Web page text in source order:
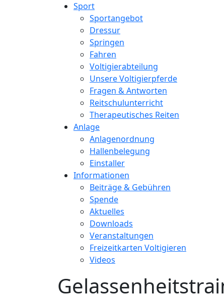
Sport
Sportangebot
Dressur
Springen
Fahren
Voltigierabteilung
Unsere Voltigierpferde
Fragen & Antworten
Reitschulunterricht
Therapeutisches Reiten
Anlage
Anlagenordnung
Hallenbelegung
Einstaller
Informationen
Beiträge & Gebühren
Spende
Aktuelles
Downloads
Veranstaltungen
Freizeitkarten Voltigieren
Videos